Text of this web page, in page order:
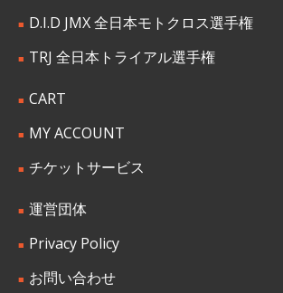
D.I.D JMX 全日本モトクロス選手権
TRJ 全日本トライアル選手権
CART
MY ACCOUNT
チケットサービス
運営団体
Privacy Policy
お問い合わせ